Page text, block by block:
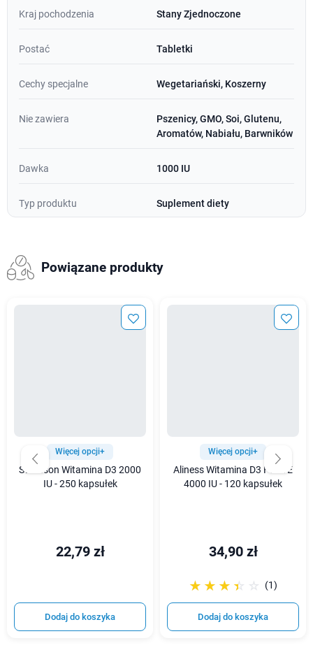
Kraj pochodzenia Stany Zjednoczone
Postać Tabletki
Cechy specjalne Wegetariański, Koszerny
Nie zawiera
Pszenicy, GMO, Soi, Glutenu,
Aromatów, Nabiału, Barwników
Dawka 1000 IU
Typ produktu Suplement diety
Powiązane produkty
Więcej opcji+
Swanson Witamina D3 2000
IU - 250 kapsułek
22,79 zł
Dodaj do koszyka
Więcej opcji+
Aliness Witamina D3 FORTE
4000 IU - 120 kapsułek
34,90 zł
☆☆☆☆☆
★★★★★ (1)
Dodaj do koszyka